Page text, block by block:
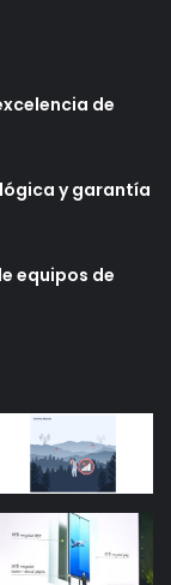
de
y garantía
equipos de